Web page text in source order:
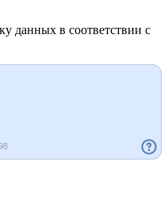
данных в соответствии с